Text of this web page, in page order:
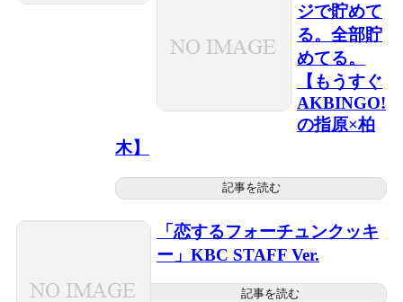
ジで貯めて
る。全部貯
めてる。
【もうすぐ
AKBINGO!
の指原×柏
木】
記事を読む
「恋するフォーチュンクッキ
ー」KBC STAFF Ver.
記事を読む